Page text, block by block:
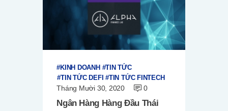
KINH DOANH
TIN TỨC
TIN TỨC DEFI
TIN TỨC FINTECH
Tháng Mười 30, 2020 0
Ngân Hàng Hàng Đầu Thái